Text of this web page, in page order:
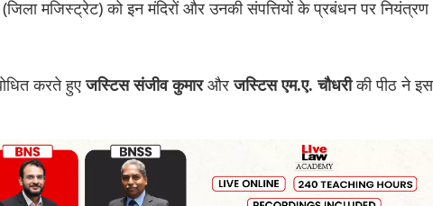
मजिस्ट्रेट) को इन मंदिरों और उनकी संपत्तियों के प्रबंधन पर नियंत्रण
करते हुएजस्टिस संजीव कुमारऔरजस्टिस एम.ए. चौधरीकी पीठ ने इस